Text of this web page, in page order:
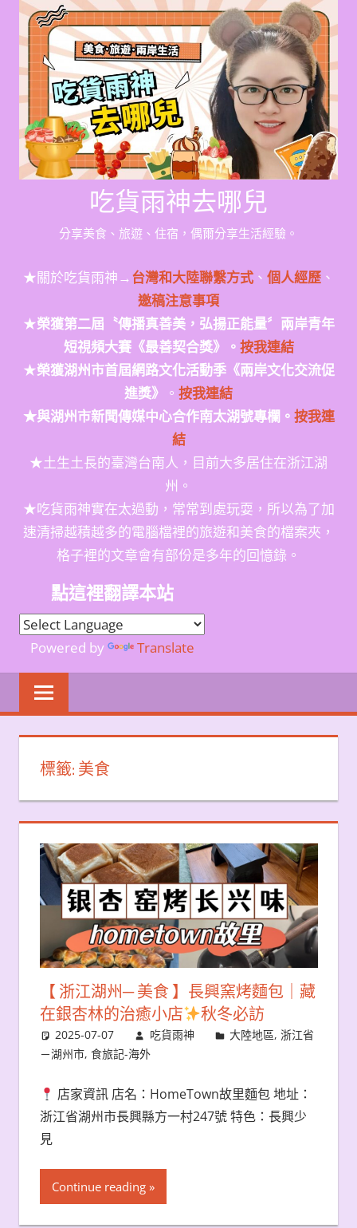
Skip
content
吃貨雨神去哪兒
分享美食、旅遊、住宿，偶爾分享生活經驗。
★關於吃貨雨神→台灣和大陸聯繫方式、 個人經歷、
邀稿注意事項
★榮獲第二屆〝傳播真善美，弘揚正能量〞兩岸青年
短視頻大賽《最善契合獎》。 按我連結
★榮獲湖州市首屆網路文化活動季《兩岸文化交流促
進獎》
。 按我連結
★與湖州市新聞傳媒中心合作南太湖號專欄。 按我連
結
★土生土長的臺灣台南人，目前大多居住在浙江湖
州。
★吃貨雨神實在太過動，常常到處玩耍，所以為了加
速清掃越積越多的電腦檔裡的旅遊和美食的檔案夾，
格子裡的文章會有部份是多年的回憶錄。
點這裡翻譯本站
Powered by Translate
標籤:美食
【 浙江湖州─ 美食 】長興窯烤麵包｜藏
在銀杏林的治癒小店
秋冬必訪
2025-07-07 吃貨雨神 大陸地區,浙江省
－湖州市, 食旅記-海外
店家資訊 店名：HomeTown故里麵包 地址：
浙江省湖州市長興縣方一村247號 特色：長興少
見
Continue reading